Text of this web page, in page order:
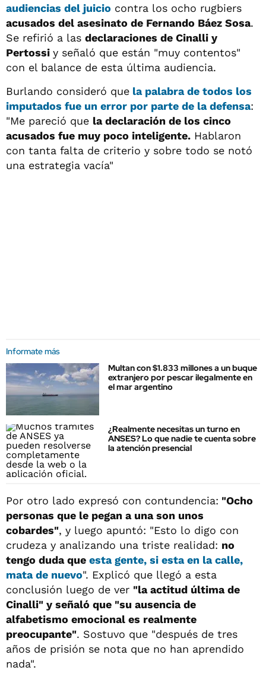
audiencias del juicio contra los ocho rugbiers
acusados del asesinato de Fernando Báez Sosa.
Se refirió a las declaraciones de Cinalli y
Pertossi y señaló que están "muy contentos"
con el balance de esta última audiencia.
Burlando consideró que la palabra de todos los
imputados fue un error por parte de la defensa:
"Me pareció que la declaración de los cinco
acusados fue muy poco inteligente. Hablaron
con tanta falta de criterio y sobre todo se notó
una estrategia vacía"
Informate más
Multan con $1.833 millones a un buque
extranjero por pescar ilegalmente en
el mar argentino
¿Realmente necesitas un turno en
ANSES? Lo que nadie te cuenta sobre
la atención presencial
Por otro lado expresó con contundencia: "Ocho
personas que le pegan a una son unos
cobardes", y luego apuntó: "Esto lo digo con
crudeza y analizando una triste realidad: no
tengo duda que esta gente, si esta en la calle,
mata de nuevo". Explicó que llegó a esta
conclusión luego de ver "la actitud última de
Cinalli" y señaló que "su ausencia de
alfabetismo emocional es realmente
preocupante". Sostuvo que "después de tres
años de prisión se nota que no han aprendido
nada".